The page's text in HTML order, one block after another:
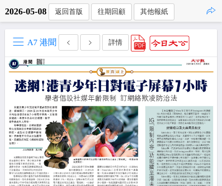
2026-05-08 返回首版 往期回顧 其他報紙
A7 港聞 詳情